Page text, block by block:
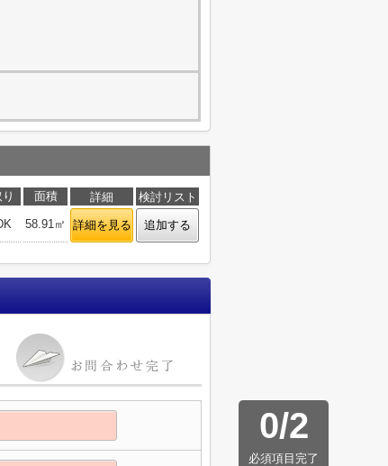
面積 詳細
検討リスト
58.91㎡ 詳細を見る 追加する
0/2
必須項目完了